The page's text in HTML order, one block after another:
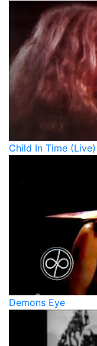
Child In Time (Live)
Demons Eye